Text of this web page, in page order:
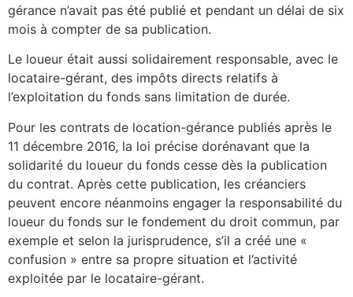
gérance n’avait pas été publié et pendant un délai de six
mois à compter de sa publication.
Le loueur était aussi solidairement responsable, avec le
locataire-gérant, des impôts directs relatifs à
l’exploitation du fonds sans limitation de durée.
Pour les contrats de location-gérance publiés après le
11 décembre 2016, la loi précise dorénavant que la
solidarité du loueur du fonds cesse dès la publication
du contrat. Après cette publication, les créanciers
peuvent encore néanmoins engager la responsabilité du
loueur du fonds sur le fondement du droit commun, par
exemple et selon la jurisprudence, s’il a créé une «
confusion » entre sa propre situation et l’activité
exploitée par le locataire-gérant.